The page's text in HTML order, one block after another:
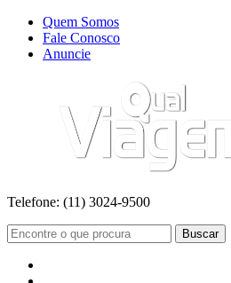
Quem Somos
Fale Conosco
Anuncie
Telefone: (11) 3024-9500
Buscar